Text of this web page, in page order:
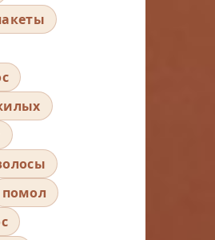
помол